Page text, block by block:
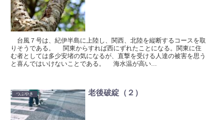
台風７号は、紀伊半島に上陸し、関西、北陸を縦断するコースを取
りそうである。 関東からすれば西にずれたことになる。関東に住
む者としては多少安堵の気になるが、直撃を受ける人達の被害を思う
と喜んではいけないことである。 海水温が高い...
つぶやき 老後破綻（２）